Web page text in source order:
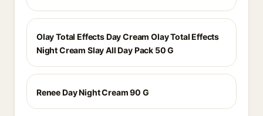
Olay Total Effects Day Cream Olay Total Effects
Night Cream Slay All Day Pack 50 G
Renee Day Night Cream 90 G